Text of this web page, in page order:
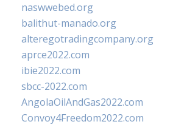
naswwebed.org
balithut-manado.org
alteregotradingcompany.org
aprce2022.com
ibie2022.com
sbcc-2022.com
AngolaOilAndGas2022.com
Convoy4Freedom2022.com